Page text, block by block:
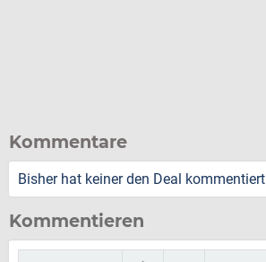
Kommentare
Bisher hat keiner den Deal kommentiert
Kommentieren